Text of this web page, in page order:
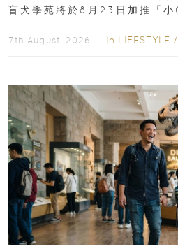
盲犬學苑將於8月23日加推「小
7th August, 2026 ｜ In LIFESTYLE /